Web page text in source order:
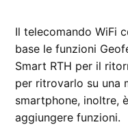
Il telecomando WiFi
base le funzioni
Smart RTH per il
per ritrovarlo su una
smartphone, inoltre,
aggiungere funzioni.